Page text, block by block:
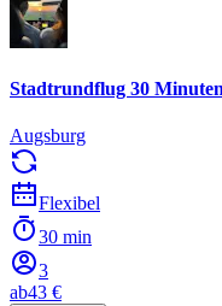
Stadtrundflug 30
Augsburg
Flexibel
30 min
3
ab43 €